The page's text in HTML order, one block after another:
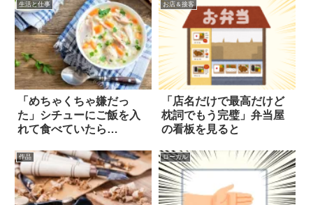
生活と仕事
「めちゃくちゃ嫌だっ
た」シチューにご飯を入
れて食べていたら…
お店＆接客
「店名だけで最高だけど
枕詞でもう完璧」弁当屋
の看板を見ると
作品 ローカル